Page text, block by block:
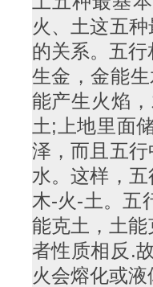
火、土这五
的关系。五
生金，金能
能产生火焰
土;上地里面
泽，而且五
水。这样，
木-火-土。五
能克土，土
者性质相反.
火会熔化或